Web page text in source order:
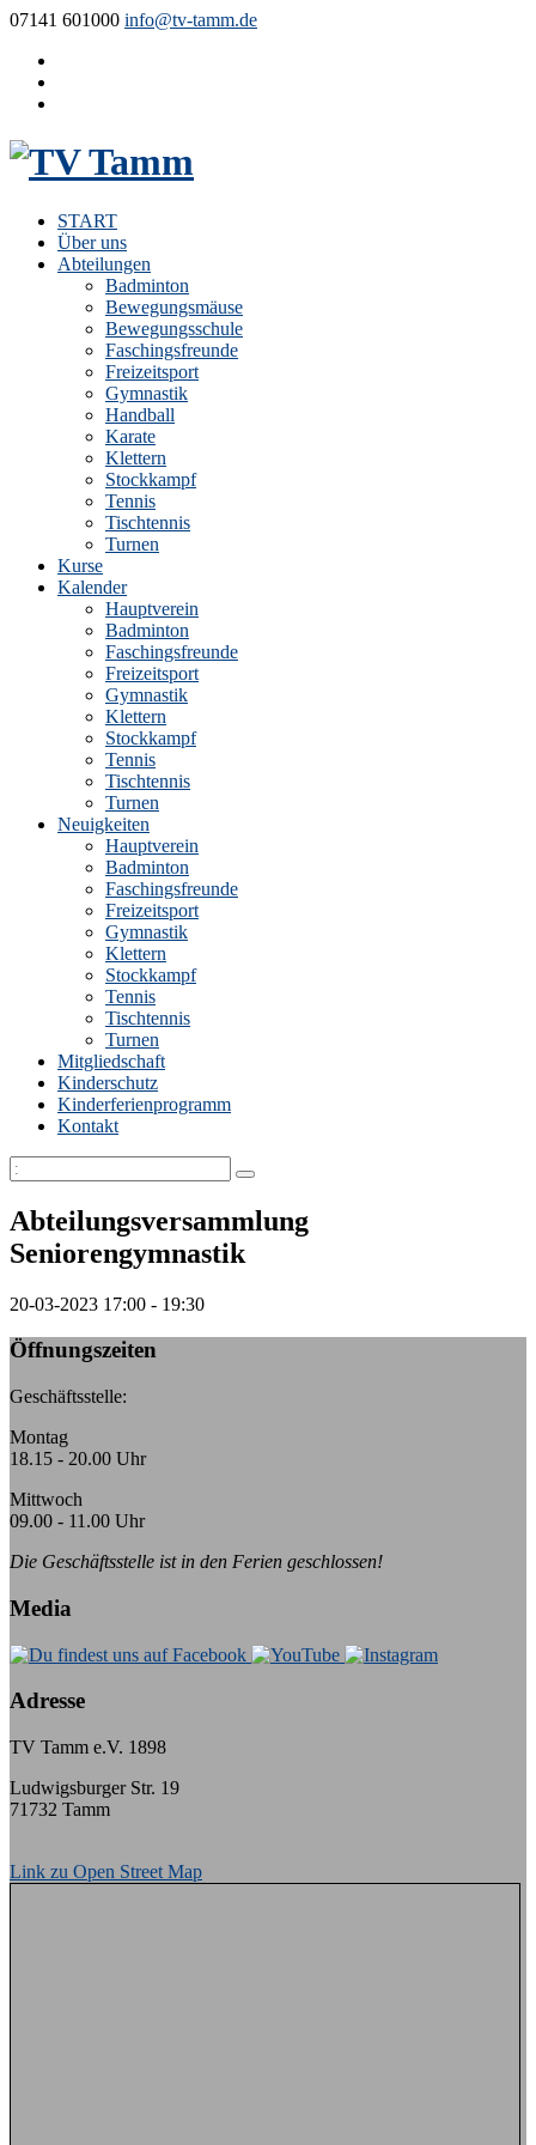
07141 601000 info@tv-tamm.de
START
Über uns
Abteilungen
Badminton
Bewegungsmäuse
Bewegungsschule
Faschingsfreunde
Freizeitsport
Gymnastik
Handball
Karate
Klettern
Stockkampf
Tennis
Tischtennis
Turnen
Kurse
Kalender
Hauptverein
Badminton
Faschingsfreunde
Freizeitsport
Gymnastik
Klettern
Stockkampf
Tennis
Tischtennis
Turnen
Neuigkeiten
Hauptverein
Badminton
Faschingsfreunde
Freizeitsport
Gymnastik
Klettern
Stockkampf
Tennis
Tischtennis
Turnen
Mitgliedschaft
Kinderschutz
Kinderferienprogramm
Kontakt
Abteilungsversammlung
Seniorengymnastik
20-03-2023 17:00 - 19:30
Öffnungszeiten
Geschäftsstelle:
Montag
18.15 - 20.00 Uhr
Mittwoch
09.00 - 11.00 Uhr
Die Geschäftsstelle ist in den Ferien geschlossen!
Media
Adresse
TV Tamm e.V. 1898
Ludwigsburger Str. 19
71732 Tamm
Link zu Open Street Map